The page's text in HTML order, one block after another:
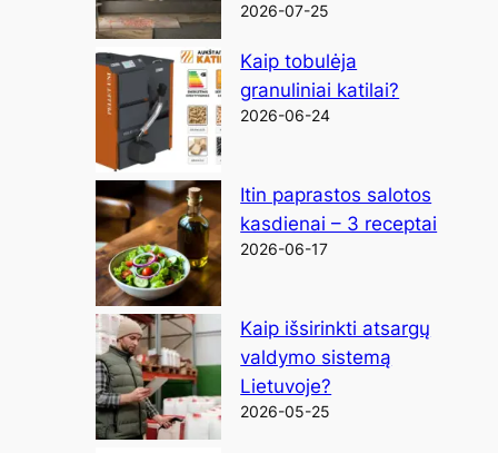
2026-07-25
Kaip tobulėja
granuliniai katilai?
2026-06-24
Itin paprastos salotos
kasdienai – 3 receptai
2026-06-17
Kaip išsirinkti atsargų
valdymo sistemą
Lietuvoje?
2026-05-25